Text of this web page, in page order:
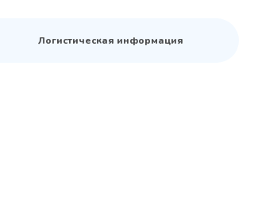
Логистическая информация